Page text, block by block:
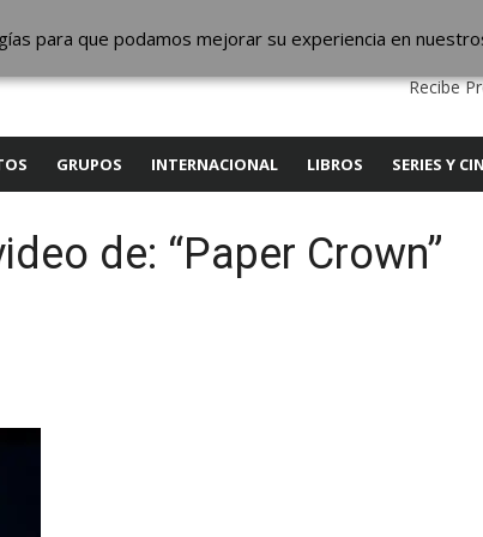
QUIENES SOMOS CONTACTO SERVICIOS
Recibe
GRUPOS INTERNACIONAL LIBROS SERIES Y
de: “Paper Crown”
para que podamos mejorar su experiencia en